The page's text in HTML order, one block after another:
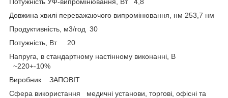
Довжина хвилі переважаючого випромінювання, нм 253,7 нм
Продуктивність, м3/год 30
Потужність, Вт 20
Напруга, в стандартному настінному виконанні, В
~220+-10%
Виробник ЗАПОВІТ
Сфера використання медичні установи, торгові, офісні та